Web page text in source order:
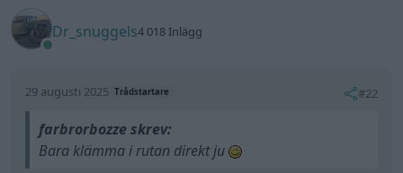
Dr_snuggels4 018 Inlägg
29 augusti 2025 Trådstartare #22
farbrorbozze skrev:
Bara klämma i rutan direkt ju